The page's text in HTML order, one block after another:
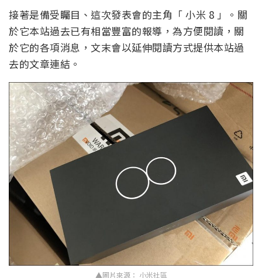
接著是備受矚目、這次發表會的主角「 小米 8 」。關
於它本站過去已有相當豐富的報導，為方便閱讀，關
於它的各項消息，文末會以延伸閱讀方式提供本站過
去的文章連結。
▲圖片來源： 小米社區